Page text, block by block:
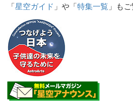
「星空ガイド 」や「特集一覧 」も